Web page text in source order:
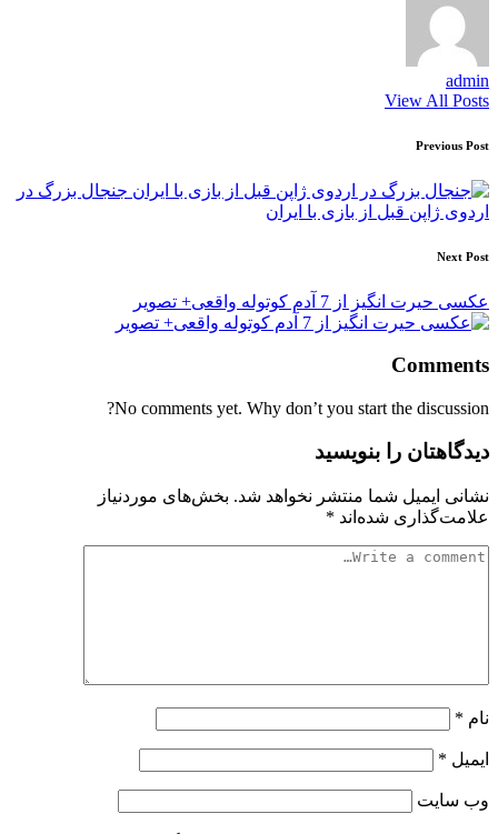
admin
View All Posts
Post
navigation
Previous Post
جنجال بزرگ در
اردوی ژاپن قبل از بازی با ایران
Next Post
عکسی حیرت انگیز از 7 آدم کوتوله واقعی+ تصویر
Comments
No comments yet. Why don’t you start the discussion?
دیدگاهتان را بنویسید
نشانی ایمیل شما منتشر نخواهد شد. بخش‌های موردنیاز
علامت‌گذاری شده‌اند *
نام *
ایمیل *
وب‌ سایت